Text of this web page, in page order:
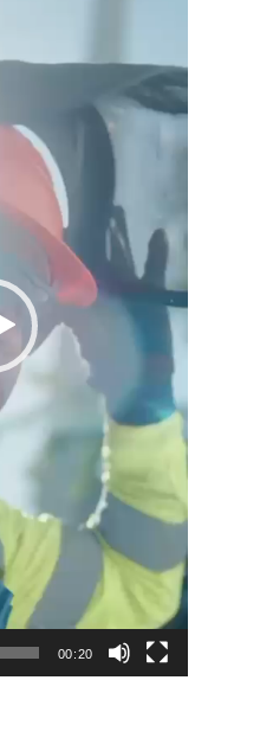
00:20